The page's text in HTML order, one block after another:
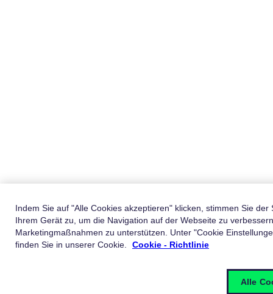
Indem Sie auf "Alle Cookies akzeptieren" klicken, stimmen Sie
Ihrem Gerät zu, um die Navigation auf der Webseite zu
Marketingmaßnahmen zu unterstützen. Unter "Cookie
finden Sie in unserer Cookie.
Cookie - Richtlinie
Alle